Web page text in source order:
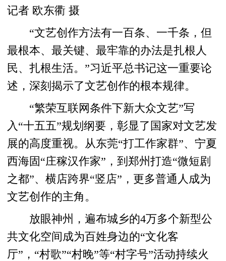
记者 欧东衢 摄
“文艺创作方法有一百条、一千条，但
最根本、最关键、最牢靠的办法是扎根人
民、扎根生活。”习近平总书记这一重要论
述，深刻揭示了文艺创作的根本规律。
“繁荣互联网条件下新大众文艺”写
入“十五五”规划纲要，彰显了国家对文艺发
展的高度重视。从东莞“打工作家群”、宁夏
西海固“庄稼汉作家”，到郑州打造“微短剧
之都”、横店跨界“竖店”，更多普通人成为
文艺创作的主角。
放眼神州，遍布城乡的4万多个新型公
共文化空间成为百姓身边的“文化客
厅”，“村歌”“村晚”等“村字号”活动持续火